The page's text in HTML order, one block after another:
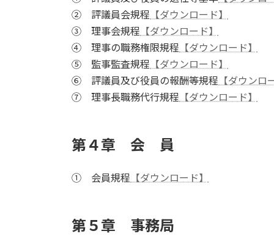
② 評議員会規程 【ダウンロード】
③ 理事会規程 【ダウンロード】
④ 理事の職務権限規程 【ダウンロード】
⑤ 監事監査規程 【ダウンロード】
⑥ 評議員及び役員の報酬等規程 【ダウンロ
⑦ 理事長職務代行規程 【ダウンロード】
第４章 会 員
① 会員規程 【ダウンロード】
第５章 事務局